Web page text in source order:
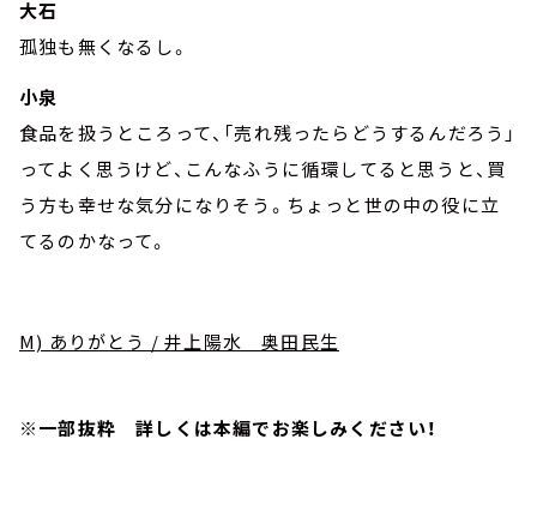
大石
孤独も無くなるし。
小泉
食品を扱うところって、「売れ残ったらどうするんだろう」
ってよく思うけど、こんなふうに循環してると思うと、買
う方も幸せな気分になりそう。ちょっと世の中の役に立
てるのかなって。
M) ありがとう / 井上陽水 奥田民生
※一部抜粋 詳しくは本編でお楽しみください！